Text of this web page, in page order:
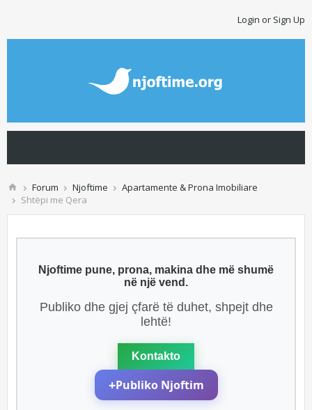
Login or Sign Up
Forum Njoftime
Apartamente & Prona Imobiliare
Shtëpi me Qera
Njoftime pune, prona, makina dhe më shumë
në një vend.
Publiko dhe gjej çfarë të duhet, shpejt dhe
lehtë!
Kontakto
+Publiko Njoftim